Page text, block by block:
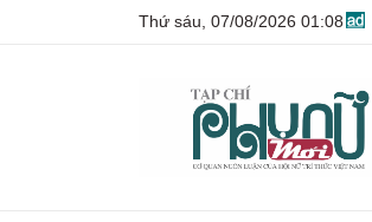
Thứ sáu, 07/08/2026 01:08